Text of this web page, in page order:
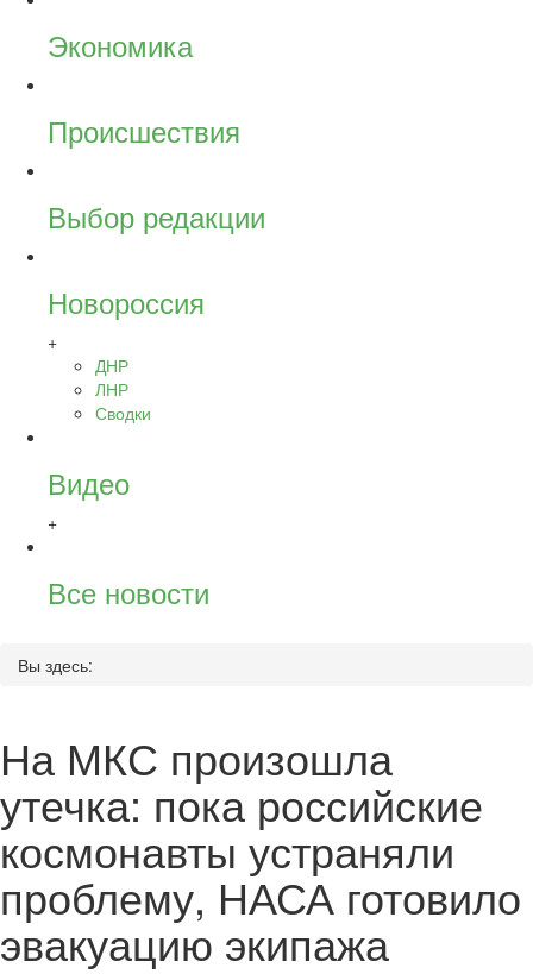
Экономика
Происшествия
Выбор редакции
Новороссия
+
ДНР
ЛНР
Сводки
Видео
+
Все новости
Вы здесь:
На МКС произошла
утечка: пока российские
космонавты устраняли
проблему, НАСА готовило
эвакуацию экипажа